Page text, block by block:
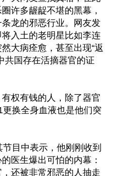
许多龌龊不堪的黑幕，
龙的邪恶行业。网友发
入土的老明星比如李连
大病痊愈，甚至出现“返
共国存在活摘器官的证
权有钱的人，除了器官
换全身血液也是他们突
目中表示，他刚刚收到
医生爆出可怕的内幕：
还被非常邪恶的人抽走